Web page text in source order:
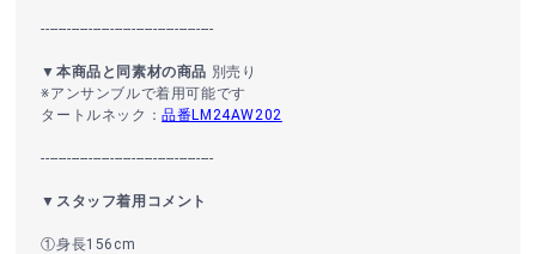
----------------------------------------
▼本商品と同素材の商品 別売り
※アンサンブルで着用可能です
タートルネック：品番LM24AW202
----------------------------------------
▼スタッフ着用コメント
①身長156cm